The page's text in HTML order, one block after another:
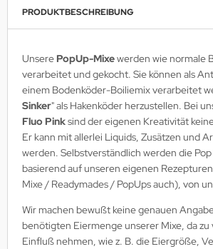
PRODUKTBESCHREIBUNG
Unsere PopUp-Mixewerden wie normale
verarbeitet und gekocht. Sie können als
einem Bodenköder-Boiliemix verarbeitet
Sinker" als Hakenköder herzustellen. Bei
Fluo Pinksind der eigenen Kreativität
Er kann mit allerlei Liquids, Zusätzen und
werden. Selbstverständlich werden die Pop
basierend auf unseren eigenen
Mixe / Readymades / PopUps auch), von
Wir machen bewußt keine genauen
benötigten Eiermenge unserer Mixe, da zu
Einfluß nehmen, wie z. B. die Eiergröße,